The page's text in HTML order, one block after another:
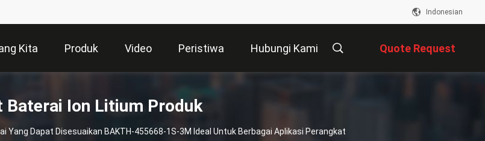
Indonesian
Kita Produk Video Peristiwa Hubungi Kami Quote Request
Baterai Ion Litium Produk
Yang Dapat Disesuaikan BAKTH-455668-1S-3M Ideal Untuk Berbagai Aplikasi Perangkat